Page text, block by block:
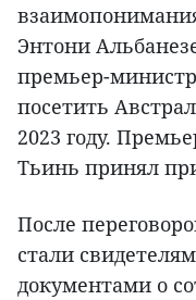
Энтони
премьер-
посетить
2023 году.
Тьинь принял
После
стали
документами о